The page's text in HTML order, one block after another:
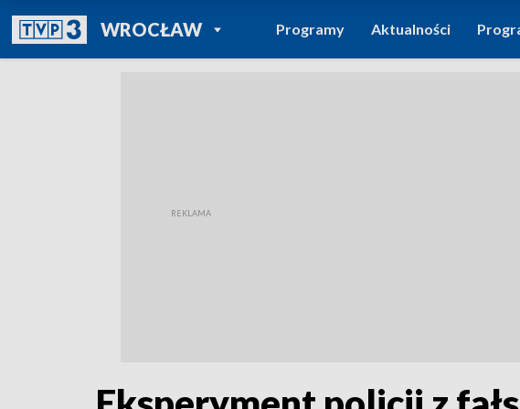
WROCŁAWPOWRÓT DO
TVP REGIONY
Programy Aktualności